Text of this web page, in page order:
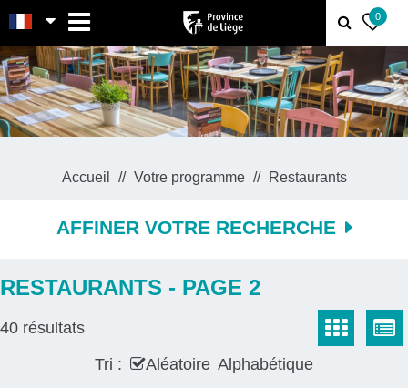
0
Accueil Votre programme Restaurants
AFFINER VOTRE RECHERCHE
RESTAURANTS - PAGE 2
40 résultats
Tri :
Aléatoire Alphabétique